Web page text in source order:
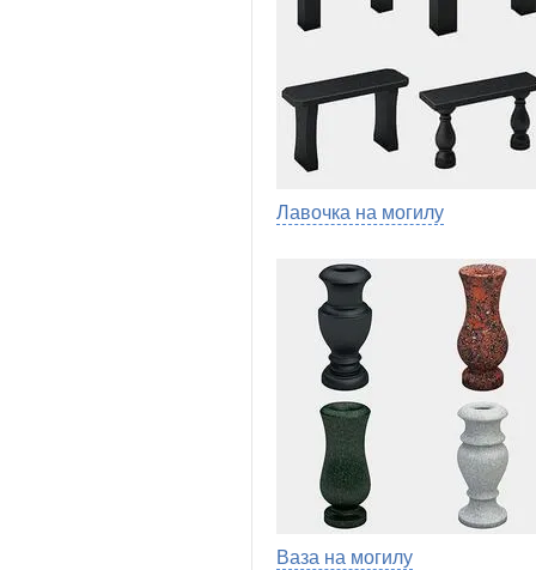
Лавочка на могилу
Ваза на могилу